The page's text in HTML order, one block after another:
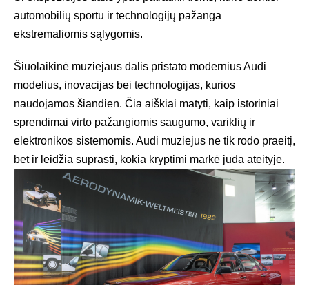
automobilių sportu ir technologijų pažanga
ekstremaliomis sąlygomis.
Šiuolaikinė muziejaus dalis pristato modernius Audi
modelius, inovacijas bei technologijas, kurios
naudojamos šiandien. Čia aiškiai matyti, kaip istoriniai
sprendimai virto pažangiomis saugumo, variklių ir
elektronikos sistemomis. Audi muziejus ne tik rodo praeitį,
bet ir leidžia suprasti, kokia kryptimi markė juda ateityje.